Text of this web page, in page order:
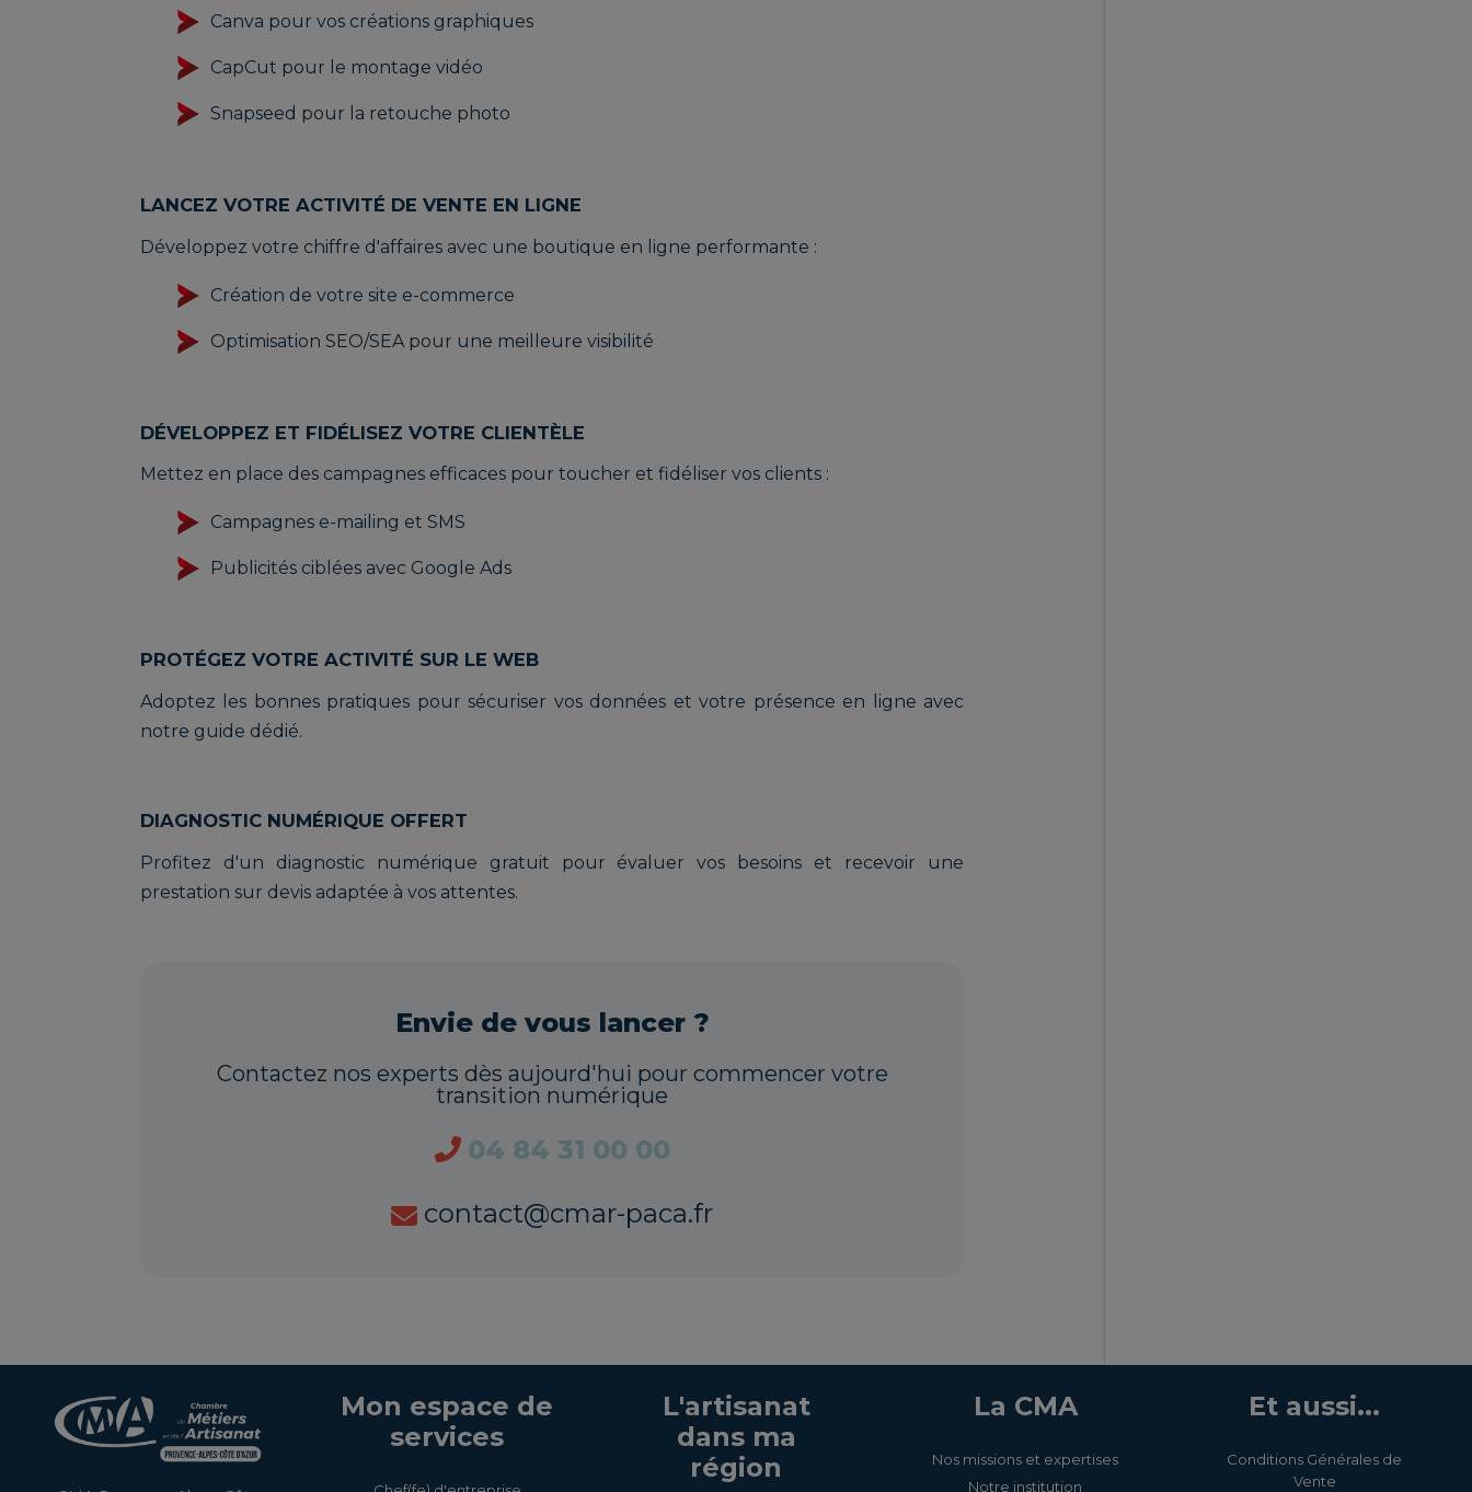
Canva pour vos créations graphiques
CapCut pour le montage vidéo
Snapseed pour la retouche photo
LANCEZ VOTRE ACTIVITÉ DE VENTE EN LIGNE
Développez votre chiffre d'affaires avec une boutique en ligne performante :
Création de votre site e-commerce
Optimisation SEO/SEA pour une meilleure visibilité
DÉVELOPPEZ ET FIDÉLISEZ VOTRE CLIENTÈLE
Mettez en place des campagnes efficaces pour toucher et fidéliser vos clients :
Campagnes e-mailing et SMS
Publicités ciblées avec Google Ads
PROTÉGEZ VOTRE ACTIVITÉ SUR LE WEB
Adoptez les bonnes pratiques pour sécuriser vos données et votre présence en ligne avec
notre guide dédié.
DIAGNOSTIC NUMÉRIQUE OFFERT
Profitez d'un diagnostic numérique gratuit pour évaluer vos besoins et recevoir une
prestation sur devis adaptée à vos attentes.
Envie de vous lancer ?
Contactez nos experts dès aujourd'hui pour commencer votre
transition numérique
04 84 31 00 00
contact@cmar-paca.fr
Mon espace de
services
L'artisanat
dans ma
région
La CMA
Nos missions et expertises
Notre institution
Et aussi...
Conditions Générales de
Vente